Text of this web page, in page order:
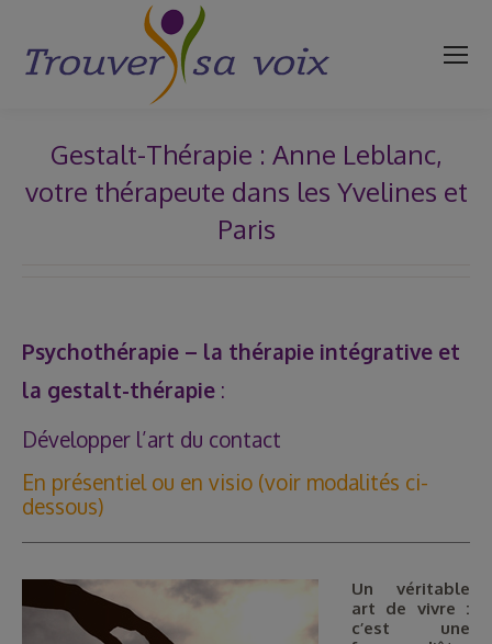
Gestalt-Thérapie : Anne Leblanc,
votre thérapeute dans les Yvelines et
Paris
Psychothérapie – la thérapie intégrative et
la gestalt-thérapie :
Développer l’art du contact
En présentiel ou en visio (voir modalités ci-
dessous)
Un véritable
art de vivre :
c’est une